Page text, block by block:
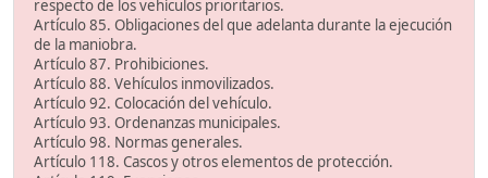
respecto de los vehículos prioritarios.
Artículo 85. Obligaciones del que adelanta durante la ejecución
de la maniobra.
Artículo 87. Prohibiciones.
Artículo 88. Vehículos inmovilizados.
Artículo 92. Colocación del vehículo.
Artículo 93. Ordenanzas municipales.
Artículo 98. Normas generales.
Artículo 118. Cascos y otros elementos de protección.